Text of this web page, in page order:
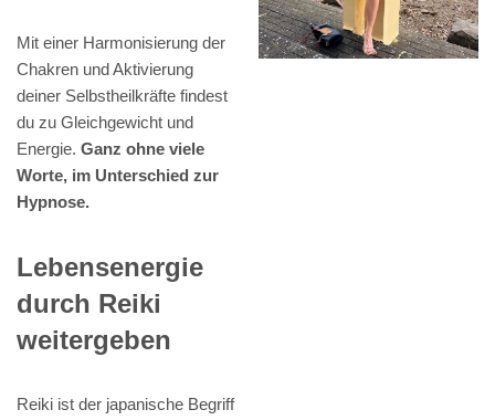
Mit einer Harmonisierung der
Chakren und Aktivierung
deiner Selbstheilkräfte findest
du zu Gleichgewicht und
Energie. Ganz ohne viele
Worte, im Unterschied zur
Hypnose.
Lebensenergie
durch Reiki
weitergeben
Reiki ist der japanische Begriff